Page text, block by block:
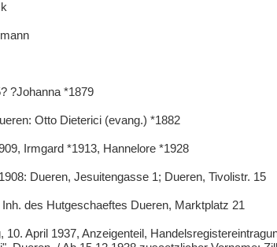
?Johanna *1879
Otto Dieterici (evang.) *1882
Irmgard *1913, Hannelore *1928
Dueren, Jesuitengasse 1; Dueren, Tivolistr. 15
des Hutgeschaeftes Dueren, Marktplatz 21
10. April 1937, Anzeigenteil,